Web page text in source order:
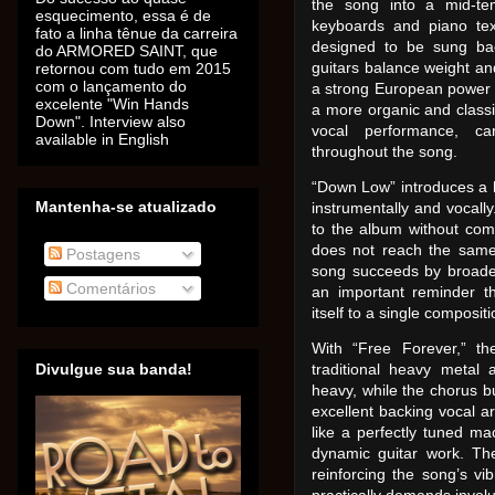
the song into a mid-
keyboards and piano
designed to be sung
guitars balance weight
a strong European
a more organic and
vocal performance,
throughout the song.
“Down Low” introduces
instrumentally and
to the album without
does not reach the
song succeeds by
an important reminder
itself to a single
With “Free Forever,”
traditional heavy metal
heavy, while the chorus
excellent backing vocal
like a perfectly tuned
dynamic guitar work.
reinforcing the song’s
esquecimento, essa é de
fato a linha tênue da carreira
do ARMORED SAINT, que
retornou com tudo em 2015
com o lançamento do
excelente "Win Hands
Down". Interview also
available in English
Mantenha-se atualizado
Postagens
Comentários
Divulgue sua banda!